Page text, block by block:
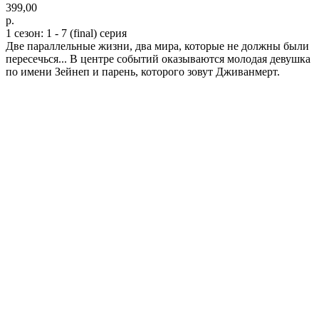
399,00
р.
1 сезон: 1 - 7 (final) серия
Две параллельные жизни, два мира, которые не должны были
пересечься... В центре событий оказываются молодая девушка
по имени Зейнеп и парень, которого зовут Дживанмерт.